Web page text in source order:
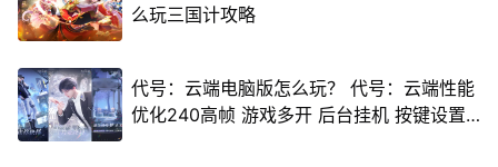
么玩三国计攻略
代号：云端电脑版怎么玩？ 代号：云端性能
优化240高帧 游戏多开 后台挂机 按键设置